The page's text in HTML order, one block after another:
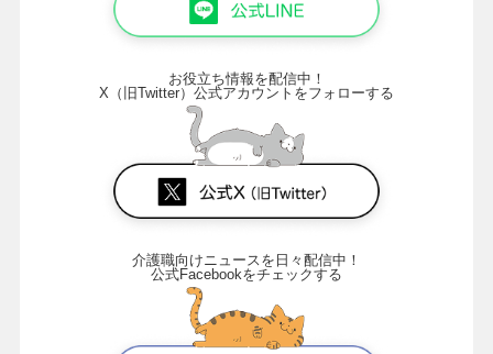
お役立ち情報を配信中！
X（旧Twitter）公式アカウントをフォローする
介護職向けニュースを日々配信中！
公式Facebookをチェックする